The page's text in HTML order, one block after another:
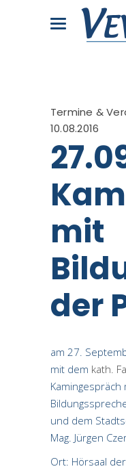
Termine &
10.08.2016
mit
der
am 27.
mit dem kath.
Kamingespräch
und dem
Mag. Jürgen
Ort: Hörsaal